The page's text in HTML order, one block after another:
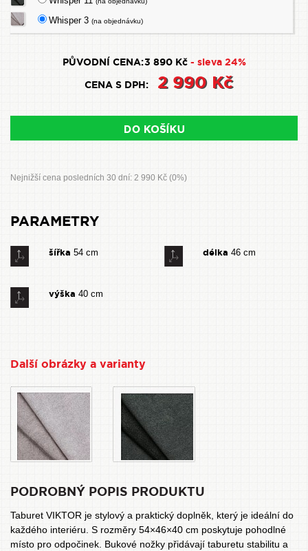
Whisper 3(na objednávku)
PŮVODNÍ CENA:3 890 Kč - sleva 24%
CENA S DPH:
2 990 Kč
Nejnižší cena posledních 30 dní: 2 990 Kč (0%)
PARAMETRY
šířka 54 cm délka 46 cm
výška 40 cm
Další obrázky a varianty
PODROBNÝ POPIS PRODUKTU
Taburet VIKTOR je stylový a praktický doplněk, který je ideální do
každého interiéru. S rozměry 54×46×40 cm poskytuje pohodlné
místo pro odpočinek. Bukové nožky přidávají taburetu stabilitu a